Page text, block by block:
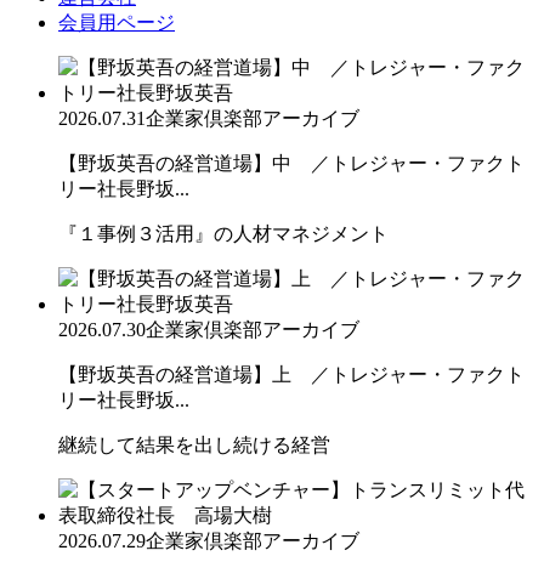
会員用ページ
2026.07.31企業家倶楽部アーカイブ
【野坂英吾の経営道場】中 ／トレジャー・ファクト
リー社長野坂...
『１事例３活用』の人材マネジメント
2026.07.30企業家倶楽部アーカイブ
【野坂英吾の経営道場】上 ／トレジャー・ファクト
リー社長野坂...
継続して結果を出し続ける経営
2026.07.29企業家倶楽部アーカイブ